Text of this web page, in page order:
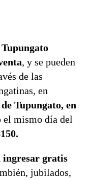
Tupungato
, y se pueden
de las
en
Tupungato, en
el mismo día del
ingresar gratis
jubilados,